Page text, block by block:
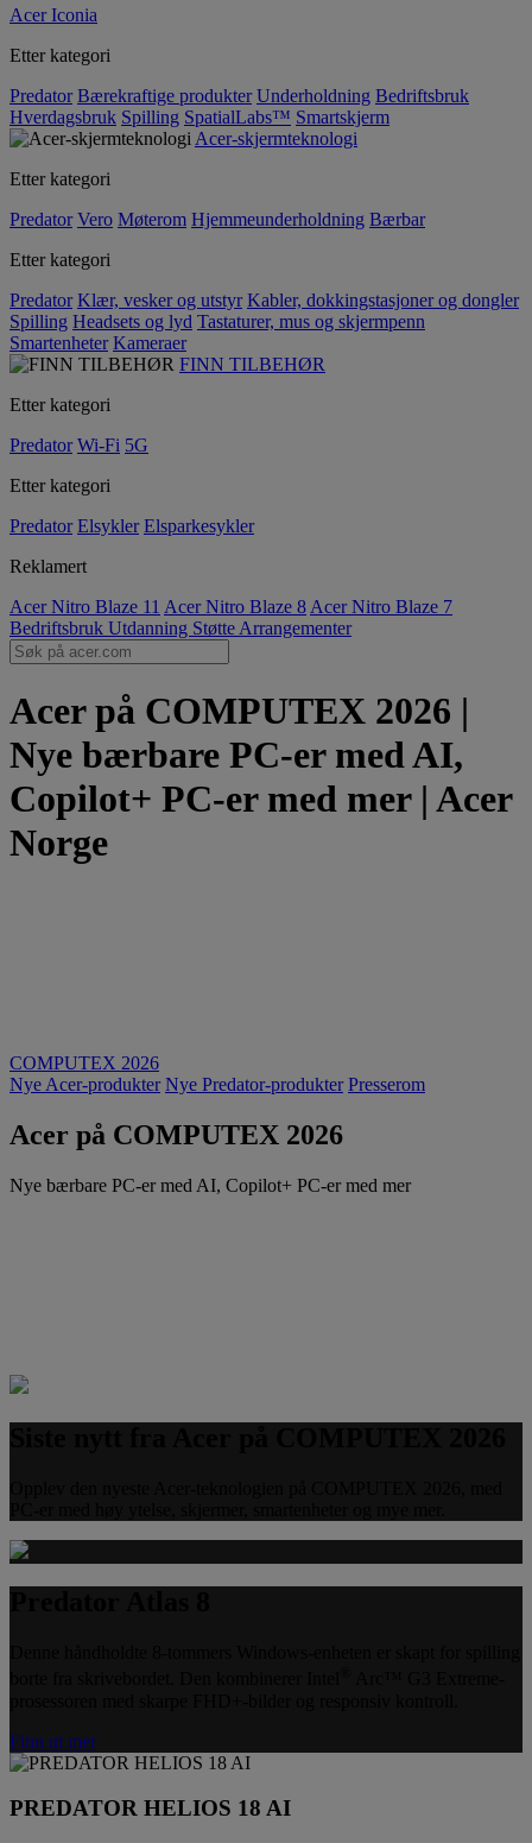
Acer Iconia
Etter kategori
Predator Bærekraftige produkter Underholdning Bedriftsbruk
Hverdagsbruk Spilling SpatialLabs™ Smartskjerm
Acer-skjermteknologi
Etter kategori
Predator Vero Møterom Hjemmeunderholdning Bærbar
Etter kategori
Predator Klær, vesker og utstyr Kabler, dokkingstasjoner og dongler
Spilling Headsets og lyd Tastaturer, mus og skjermpenn
Smartenheter Kameraer
FINN TILBEHØR
Etter kategori
Predator Wi-Fi 5G
Etter kategori
Predator Elsykler Elsparkesykler
Reklamert
Acer Nitro Blaze 11 Acer Nitro Blaze 8 Acer Nitro Blaze 7
Bedriftsbruk Utdanning Støtte Arrangementer
Acer på COMPUTEX 2026 |
Nye bærbare PC-er med AI,
Copilot+ PC-er med mer | Acer
Norge
COMPUTEX 2026
Nye Acer-produkter Nye Predator-produkter Presserom
Acer på COMPUTEX 2026
Nye bærbare PC-er med AI, Copilot+ PC-er med mer
Finn ut mer
PREDATOR HELIOS 18 AI